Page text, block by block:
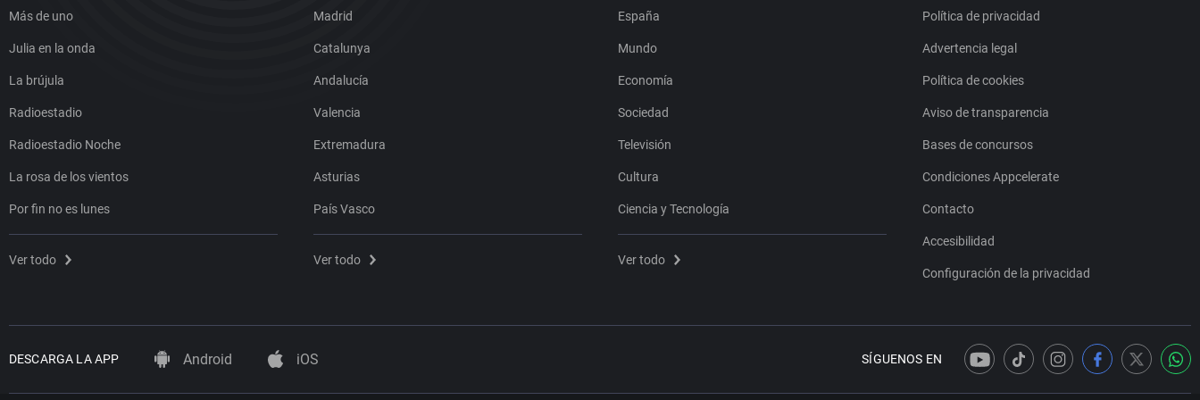
Más de uno
Julia en la onda
La brújula
Radioestadio
Radioestadio Noche
La rosa de los vientos
Por fin no es lunes
Ver todo
Madrid
Catalunya
Andalucía
Valencia
Extremadura
Asturias
País Vasco
Ver todo
España
Mundo
Economía
Sociedad
Televisión
Cultura
Ciencia y Tecnología
Ver todo
Política de privacidad
Advertencia legal
Política de cookies
Aviso de transparencia
Bases de concursos
Condiciones Appcelerate
Contacto
Accesibilidad
Configuración de la privacidad
DESCARGA LA APP Android iOS SÍGUENOS EN